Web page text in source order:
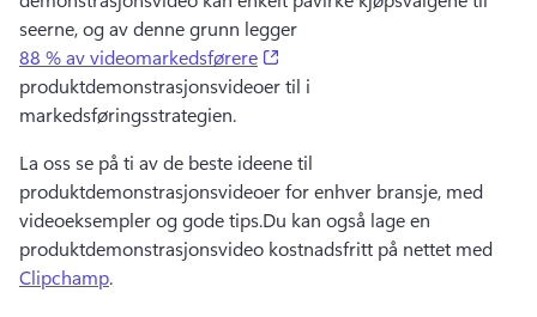
seerne, og av denne grunn legger
88 % av videomarkedsførere
produktdemonstrasjonsvideoer til i
markedsføringsstrategien.
La oss se på ti av de beste ideene til
produktdemonstrasjonsvideoer for enhver bransje, med
videoeksempler og gode tips.Du kan også lage en
produktdemonstrasjonsvideo kostnadsfritt på nettet med
Clipchamp.